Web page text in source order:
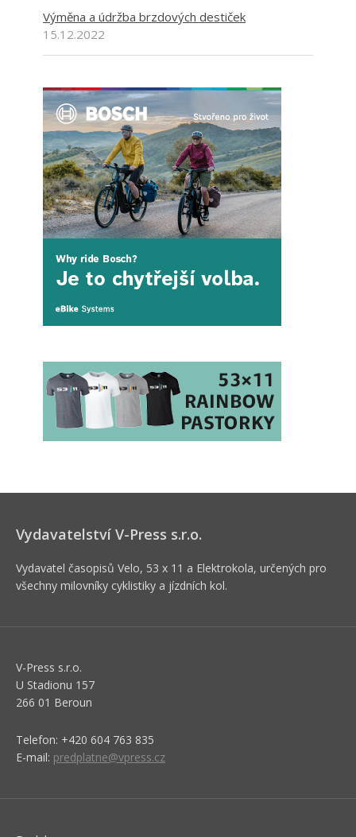
Výměna a údržba brzdových destiček
15.12.2022
Vydavatelství V-Press s.r.o.
Vydavatel časopisů Velo, 53 x 11 a Elektrokola, určených pro
všechny milovníky cyklistiky a jízdních kol.
V-Press s.r.o.
U Stadionu 157
266 01 Beroun
Telefon: +420 604 763 835
E-mail: predplatne@vpress.cz